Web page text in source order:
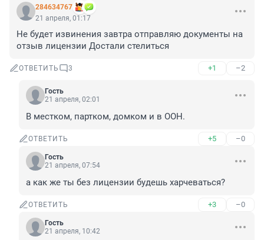
284634767
21 апреля, 01:17
Не будет извинения завтра отправляю документы на
отзыв лицензии Достали стелиться
ОТВЕТИТЬ 3 +1 –2
Гость
21 апреля, 02:01
В местком, партком, домком и в ООН.
ОТВЕТИТЬ +5 –0
Гость
21 апреля, 07:54
а как же ты без лицензии будешь харчеваться?
ОТВЕТИТЬ +3 –0
Гость
21 апреля, 10:42